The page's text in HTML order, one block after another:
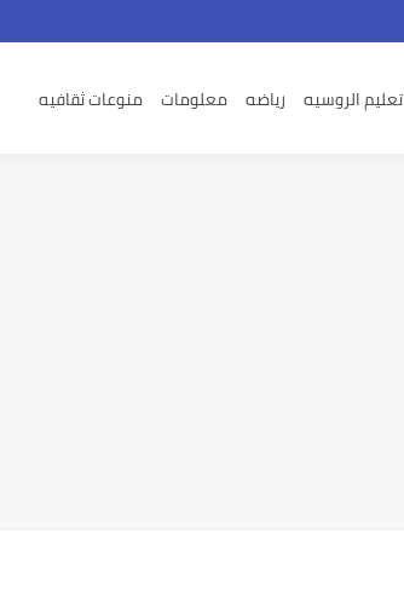
تعليم الروسيه رياضه معلومات منوعات ثقافيه